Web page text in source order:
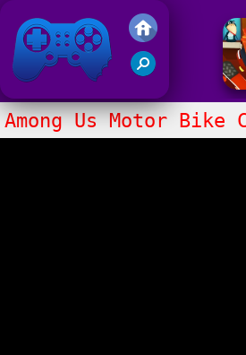
Juegos Friv 2020
Among Us Motor Bike